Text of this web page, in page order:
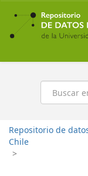
Ir
contenido
principal
Buscar
Repositorio de
Chile
>